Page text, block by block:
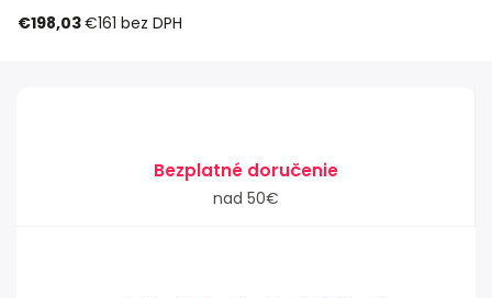
€198,03€161 bez DPH
Bezplatné doručenie
nad 50€